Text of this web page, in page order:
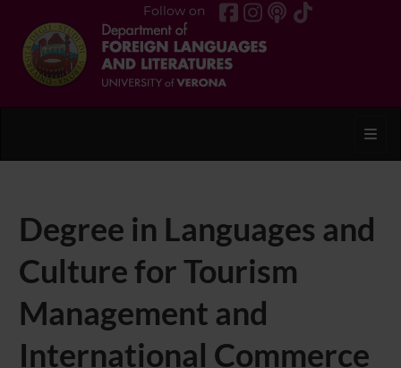
Follow on
Degree in Languages and
Culture for Tourism
Management and
International Commerce